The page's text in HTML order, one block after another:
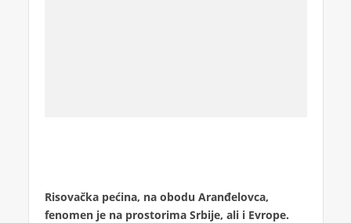
Risovačka pećina, na obodu Aranđelovca,
fenomen je na prostorima Srbije, ali i Evrope.